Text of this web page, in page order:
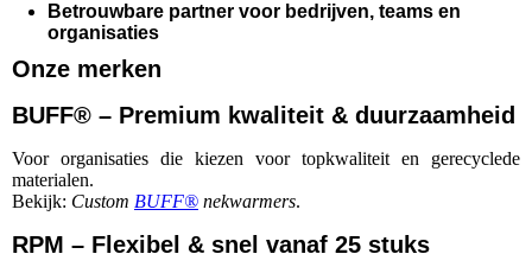
Betrouwbare partner voor bedrijven, teams en
organisaties
Onze merken
BUFF® – Premium kwaliteit & duurzaamheid
Voor organisaties die kiezen voor topkwaliteit en gerecyclede
materialen.
Bekijk: Custom BUFF® nekwarmers.
RPM – Flexibel & snel vanaf 25 stuks